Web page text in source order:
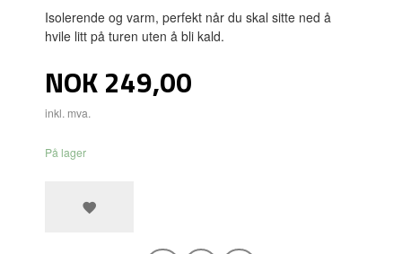
Isolerende og varm, perfekt når du skal sitte ned å
hvile litt på turen uten å bli kald.
Pris
NOK249,00
inkl. mva.
På lager